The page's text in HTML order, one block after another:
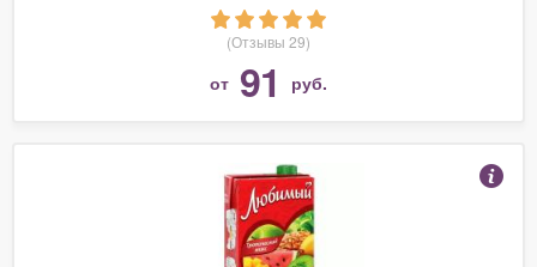
(Отзывы 29)
от 91 руб.